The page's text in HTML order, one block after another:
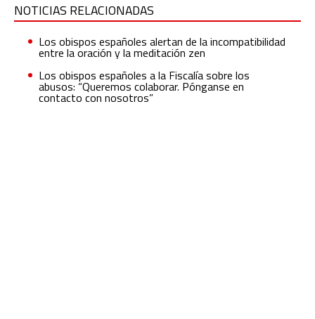
NOTICIAS RELACIONADAS
Los obispos españoles alertan de la incompatibilidad
entre la oración y la meditación zen
Los obispos españoles a la Fiscalía sobre los
abusos: “Queremos colaborar. Pónganse en
contacto con nosotros”